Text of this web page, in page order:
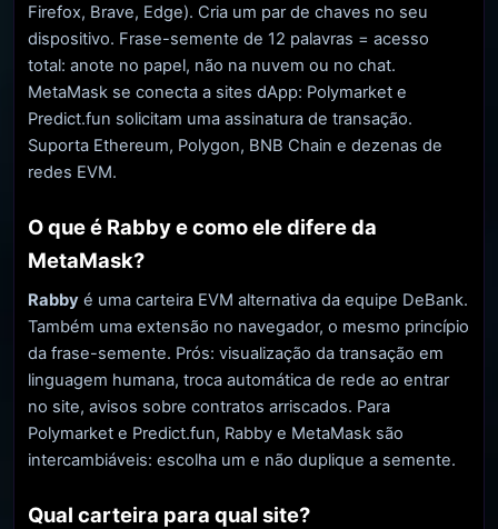
Firefox, Brave, Edge). Cria um par de chaves no seu
dispositivo. Frase-semente de 12 palavras = acesso
total: anote no papel, não na nuvem ou no chat.
MetaMask se conecta a sites dApp: Polymarket e
Predict.fun solicitam uma assinatura de transação.
Suporta Ethereum, Polygon, BNB Chain e dezenas de
redes EVM.
O que é Rabby e como ele difere da
MetaMask?
Rabby é uma carteira EVM alternativa da equipe DeBank.
Também uma extensão no navegador, o mesmo princípio
da frase-semente. Prós: visualização da transação em
linguagem humana, troca automática de rede ao entrar
no site, avisos sobre contratos arriscados. Para
Polymarket e Predict.fun, Rabby e MetaMask são
intercambiáveis: escolha um e não duplique a semente.
Qual carteira para qual site?